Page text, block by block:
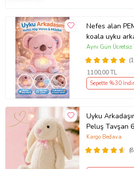
Nefes alan
koala uyku
ışıklı
Aynı Gün Ücretsiz
1100,00 TL
Sepette %30
Uyku
Peluş Tavşan
Kargo Bedava